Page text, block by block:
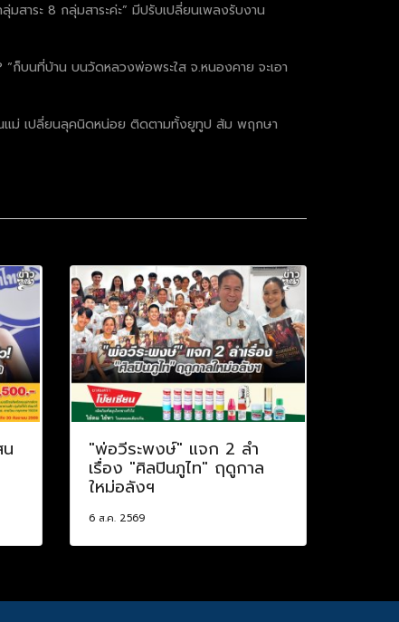
สาระ 8 กลุ่มสาระค่ะ” มีปรับเปลี่ยนเพลงรับงาน
“ก็บนที่บ้าน บนวัดหลวงพ่อพระใส จ.หนองคาย จะเอา
ณแม่ เปลี่ยนลุคนิดหน่อย ติดตามทั้งยูทูป ส้ม พฤกษา
"พ่อวีระพงษ์" แจก 2 ลำ
เรื่อง "ศิลปินภูไท" ฤดูกาล
ใหม่อลังฯ
6 ส.ค. 2569